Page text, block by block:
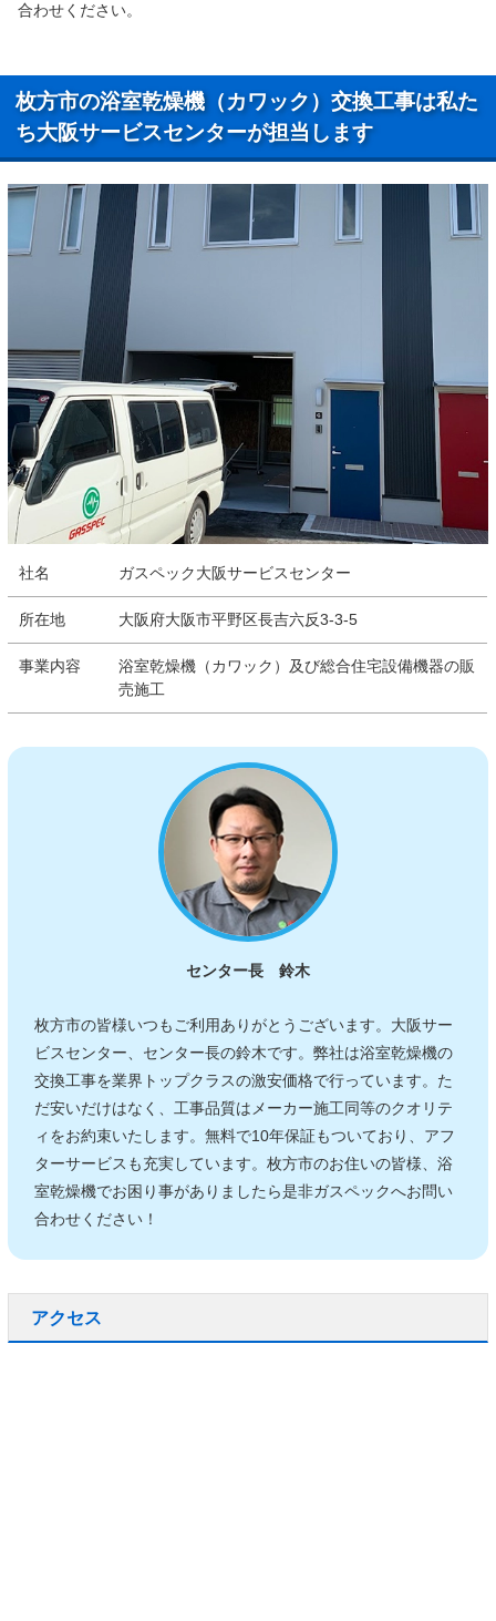
合わせください。
枚方市の浴室乾燥機（カワック）交換工事は私た
ち大阪サービスセンターが担当します
社名 ガスペック大阪サービスセンター
所在地 大阪府大阪市平野区長吉六反3-3-5
事業内容
浴室乾燥機（カワック）及び総合住宅設備機器の販
売施工
センター長 鈴木
枚方市の皆様いつもご利用ありがとうございます。大阪サー
ビスセンター、センター長の鈴木です。弊社は浴室乾燥機の
交換工事を業界トップクラスの激安価格で行っています。た
だ安いだけはなく、工事品質はメーカー施工同等のクオリテ
ィをお約束いたします。無料で10年保証もついており、アフ
ターサービスも充実しています。枚方市のお住いの皆様、浴
室乾燥機でお困り事がありましたら是非ガスペックへお問い
合わせください！
アクセス